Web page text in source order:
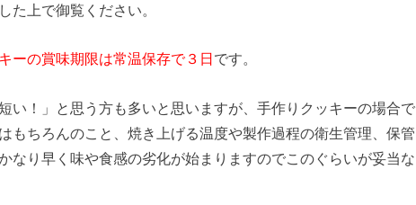
た上で御覧ください。
ーの賞味期限は常温保存で３日 です。
い！」と思う方も多いと思いますが、手作りクッキーの場合で
もちろんのこと、焼き上げる温度や製作過程の衛生管理、保管
なり早く味や食感の劣化が始まりますのでこのぐらいが妥当な